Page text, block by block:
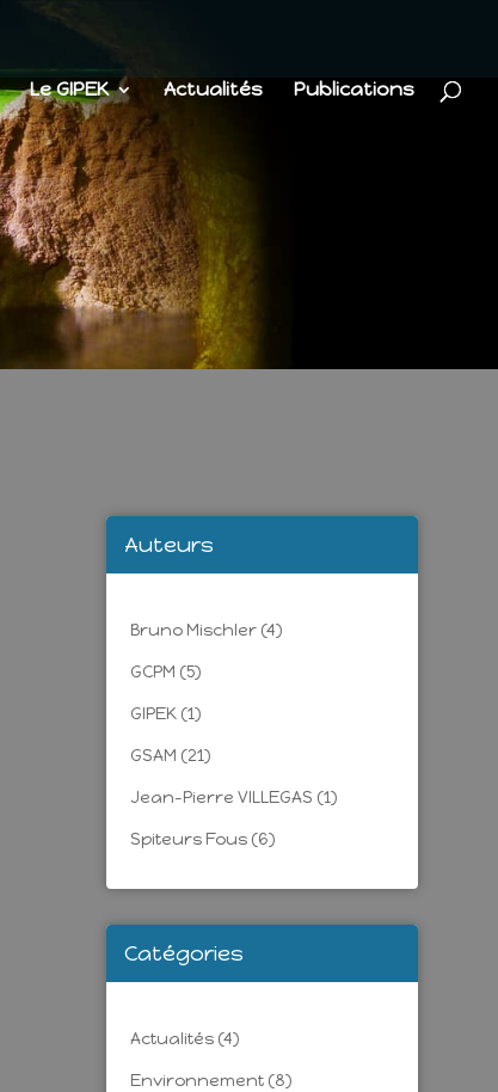
Le GIPEK Actualités Publications
Auteurs
Bruno Mischler (4)
GCPM (5)
GIPEK (1)
GSAM (21)
Jean-Pierre VILLEGAS (1)
Spiteurs Fous (6)
Catégories
Actualités (4)
Environnement (8)